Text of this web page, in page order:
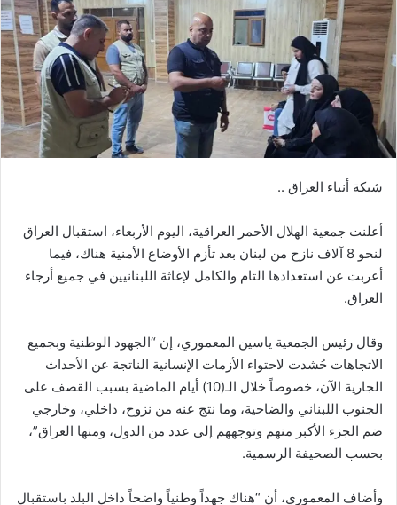
شبكة أنباء العراق ..
أعلنت جمعية الهلال الأحمر العراقية، اليوم الأربعاء، استقبال العراق
لنحو 8 آلاف نازح من لبنان بعد تأزم الأوضاع الأمنية هناك، فيما
أعربت عن استعدادها التام والكامل لإغاثة اللبنانيين في جميع أرجاء
العراق.
وقال رئيس الجمعية ياسين المعموري، إن “الجهود الوطنية وبجميع
الاتجاهات حُشدت لاحتواء الأزمات الإنسانية الناتجة عن الأحداث
الجارية الآن، خصوصاً خلال الـ(10) أيام الماضية بسبب القصف على
الجنوب اللبناني والضاحية، وما نتج عنه من نزوح، داخلي، وخارجي
ضم الجزء الأكبر منهم وتوجههم إلى عدد من الدول، ومنها العراق”،
بحسب الصحيفة الرسمية.
وأضاف المعموري، أن “هناك جهداً وطنياً واضحاً داخل البلد باستقبال